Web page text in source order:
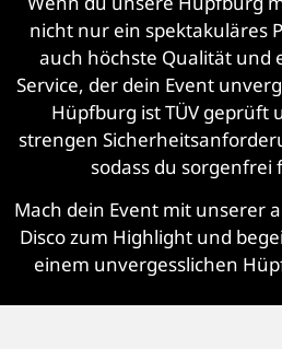
nicht nur ein spektakuläres
auch höchste Qualität und
Service, der dein Event
Hüpfburg ist TÜV geprüft
strengen
sodass du sorgenfrei
Mach dein Event mit unserer
Disco zum Highlight und
einem unvergesslichen